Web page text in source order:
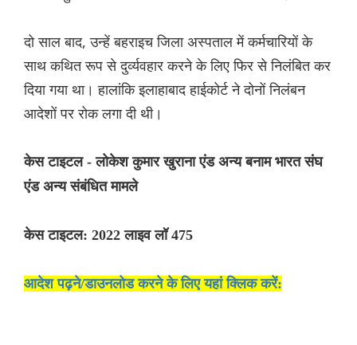
दो साल बाद, उन्हें बहराइच जिला अस्पताल में कर्मचारियों के
साथ कथित रूप से दुर्व्यवहार करने के लिए फिर से निलंबित कर
दिया गया था। हालांकि इलाहाबाद हाईकोर्ट ने दोनों निलंबन
आदेशों पर रोक लगा दी थी।
केस टाइटल - लोकेश कुमार खुराना एंड अन्य बनाम भारत संघ
एंड अन्य संबंधित मामले
केस टाइटल: 2022 लाइव लॉ 475
आदेश पढ़ने/डाउनलोड करने के लिए यहां क्लिक करें: